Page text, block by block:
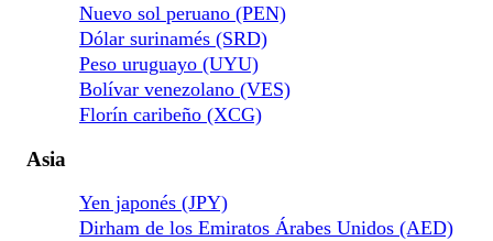
Nuevo sol peruano (PEN)
Dólar surinamés (SRD)
Peso uruguayo (UYU)
Bolívar venezolano (VES)
Florín caribeño (XCG)
Asia
Yen japonés (JPY)
Dirham de los Emiratos Árabes Unidos (AED)